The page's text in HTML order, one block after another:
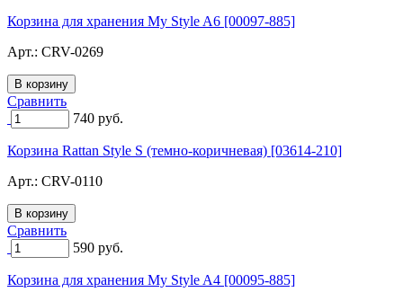
Корзина для хранения My Style A6 [00097-885]
Арт.: CRV-0269
Сравнить
740 руб.
Корзина Rattan Style S (темно-коричневая) [03614-210]
Арт.: CRV-0110
Сравнить
590 руб.
Корзина для хранения My Style A4 [00095-885]